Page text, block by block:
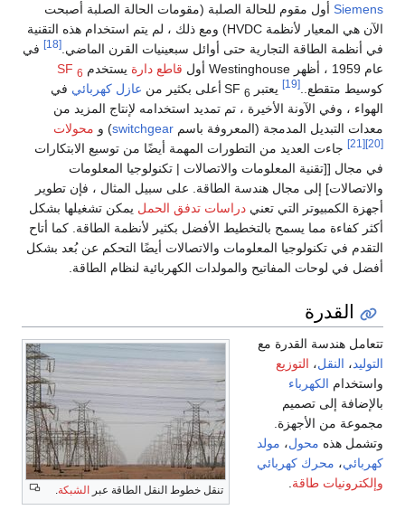
Siemens أول مقوم للحالة الصلبة (مقومات الحالة الصلبة أصبحت
الآن هي المعيار لأنظمة HVDC) ومع ذلك ، لم يتم استخدام هذه التقنية
في أنظمة الطاقة التجارية حتى أوائل سبعينيات القرن الماضي. [18]
في
عام 1959 ، أظهر Westinghouse أول
قاطع دارة يستخدم SF 6
كوسيط متقطع.. [19] يعتبر SF 6 أعلى بكثير من عازل كهربائي في
الهواء ، وفي الآونة الأخيرة ، تم تمديد استخدامه لإنتاج المزيد من
معدات التبديل المدمجة (المعروفة باسم switchgear) و محولات
[20]
[21]
جاءت العديد من التطورات المهمة أيضًا من توسيع الابتكارات
في مجال [[تقنية المعلومات والاتصالات | تكنولوجيا المعلومات
والاتصالات] إلى مجال هندسة الطاقة. على سبيل المثال ، فإن تطوير
أجهزة الكمبيوتر التي تعني دراسات تدفق الحمل يمكن تشغيلها بشكل
أكثر كفاءة مما يسمح بالتخطيط الأفضل بكثير لأنظمة الطاقة. كما أتاح
التقدم في تكنولوجيا المعلومات والاتصالات أيضًا التحكم عن بُعد بشكل
أفضل في لوحات المفاتيح والمولدات الكهربائية لنظام الطاقة.
القدرة
تنقل خطوط النقل الطاقة عبر الشبكة
تتعامل هندسة القدرة مع
التوليد، النقل، التوزيع
واستخدام الكهرباء
بالإضافة إلى تصميم
مجموعة من الأجهزة.
وتشمل هذه محول، مولد
كهربائي، محرك كهربائي
وإلكترونيات طاقة.